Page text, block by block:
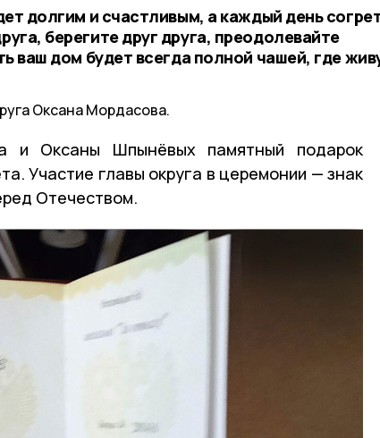
долгим и счастливым, а каждый день
берегите друг друга, преодолевайте
ваш дом будет всегда полной чашей, где
Оксана Мордасова.
и Оксаны Шпынёвых памятный подарок
Участие главы округа в церемонии — знак
Отечеством.